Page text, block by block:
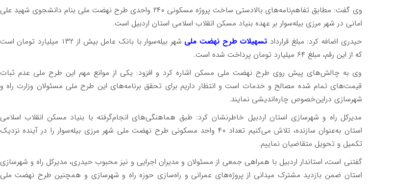
وی گفت: مطابق تفاهم‌نامه‌های بالادستی ساخت پروژه مسکونی ۲۴۰ واحدی طرح نهضت ملی بنام دانشجوی شهید علی
امانی در شهر مرزی بیله‌سوار بر عهده بنیاد مسکن انقلاب اسلامی استان اردبیل است.
حیدری اضافه کرد: مبلغ قرارداد تسهیلات طرح نهضت ملی
شهر بیله‌سوار با بانک عامل بیش از ۱۳۲ میلیارد تومان است
که از این رقم، مبلغ ۶۴ میلیارد تومان پرداخت شده است.
وی به چالش‌های پیش روی طرح نهضت ملی مسکن اشاره کرد و افزود: یکی از موانع مهم این طرح ملی عدم ثبات
قیمت‌های تمام شده مصالح و خدمات است و انتظار داریم برای تحقق برنامه‌های این طرح ملی مسئولان وزارت راه و
شهرسازی دراین‌خصوص چاره‌اندیشی نمایند.
مدیرکل راه و شهرسازی استان اردبیل خاطرنشان کرد: طبق هماهنگی‌های انجام‌گرفته با بنیاد مسکن انقلاب اسلامی
استان به‌عنوان سازنده، تلاش می‌کنیم تعداد ۴۰ واحد مسکونی طرح نهضت ملی شهر مرزی بیله‌سوار را در آینده نزدیک
تکمیل و تحویل متقاضیان نماییم.
گفتنی است، استاندار اردبیل با همراهی جمعی از مسئولان و مدیران اجرایی و نیز محبوب حیدری، مدیرکل راه و شهرسازی
استان ضمن بازدید مشترک میدانی از پروژه‌های عمرانی و راه‌سازی حوزه راه و شهرسازی و همچنین طرح نهضت ملی